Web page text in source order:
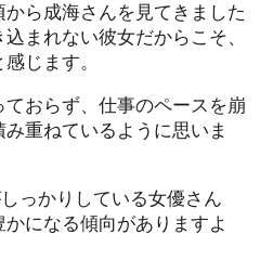
ら成海さんを見てきました
まれない彼女だからこそ、
じます。
おらず、仕事のペースを崩
重ねているように思いま
っかりしている女優さん
になる傾向がありますよ